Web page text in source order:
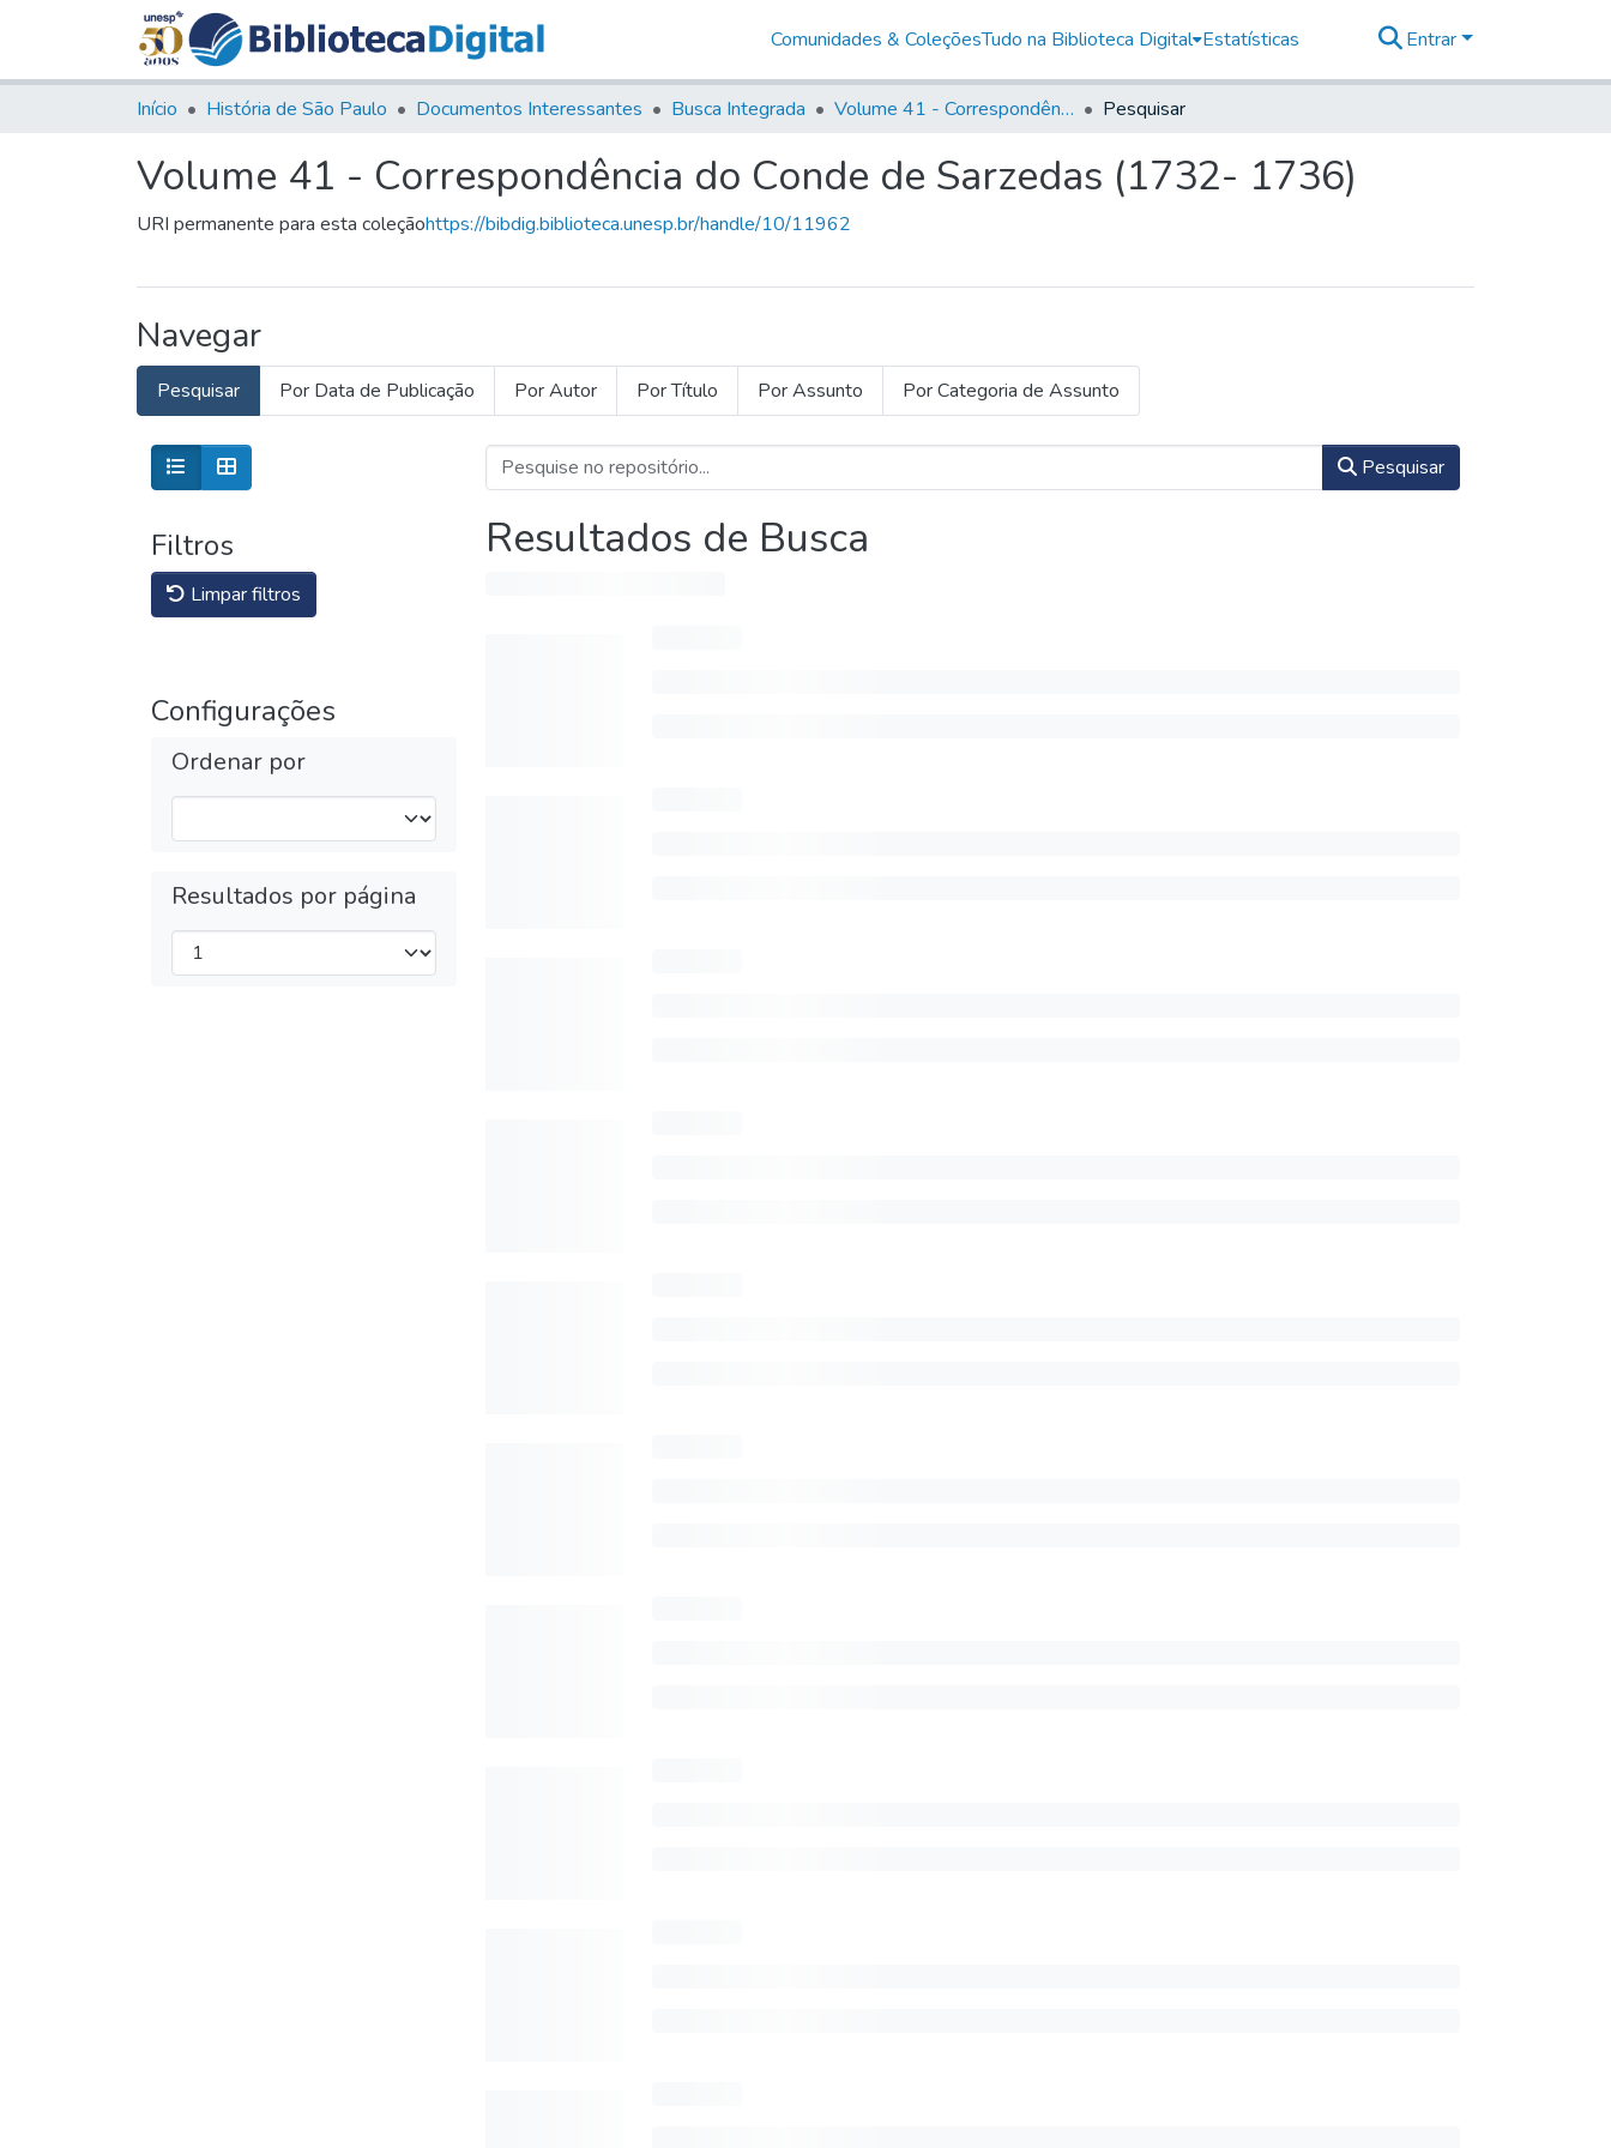
Comunidades & ColeçõesTudo na Biblioteca Digital Estatísticas Entrar
Início História de São Paulo Documentos Interessantes Busca Integrada Volume 41 - Correspondência do Conde de Sarzedas (1732- 1736) Pesquisar
Volume 41 - Correspondência do Conde de Sarzedas (1732- 1736)
URI permanente para esta coleçãohttps://bibdig.biblioteca.unesp.br/handle/10/11962
Navegar
Pesquisar Por Data de Publicação Por Autor Por Título Por Assunto Por Categoria de Assunto
Filtros
Limpar filtros
Configurações
Ordenar por
Resultados por página
Pesquisar
Resultados de Busca